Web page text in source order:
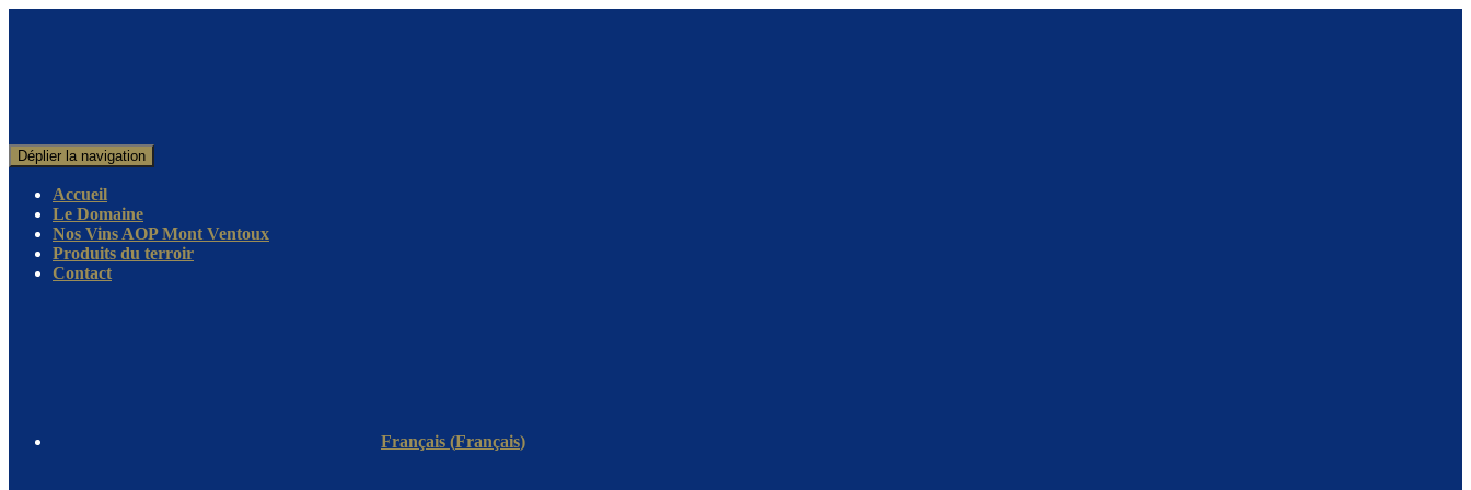
Déplier la navigation
Accueil
Le Domaine
Nos Vins AOP Mont Ventoux
Produits du terroir
Contact
Français (Français)